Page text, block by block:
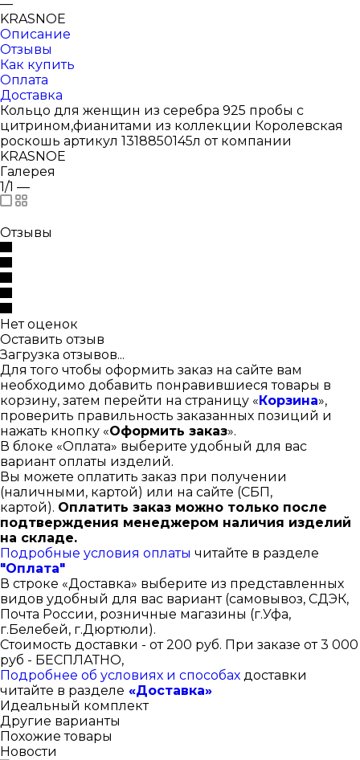
—
KRASNOE
Описание
Отзывы
Как купить
Оплата
Доставка
Кольцо для женщин из серебра 925 пробы с
цитрином,фианитами из коллекции Королевская
роскошь артикул 1318850145л от компании
KRASNOE
Галерея
1/1 —
Отзывы
Нет оценок
Оставить отзыв
Загрузка отзывов...
Для того чтобы оформить заказ на сайте вам
необходимо добавить понравившиеся товары в
корзину, затем перейти на страницу «Корзина»,
проверить правильность заказанных позиций и
нажать кнопку «Оформить заказ».
В блоке «Оплата» выберите удобный для вас
вариант оплаты изделий.
Вы можете оплатить заказ при получении
(наличными, картой) или на сайте (СБП,
картой). Оплатить заказ можно только после
подтверждения менеджером наличия изделий
на складе.
Подробные условия оплаты читайте в разделе
"Оплата"
В строке «Доставка» выберите из представленных
видов удобный для вас вариант (самовывоз, СДЭК,
Почта России, розничные магазины (г.Уфа,
г.Белебей, г.Дюртюли).
Стоимость доставки - от 200 руб. При заказе от 3 000
руб - БЕСПЛАТНО,
Подробнее об условиях и способах доставки
читайте в разделе «Доставка»
Идеальный комплект
Другие варианты
Похожие товары
Новости